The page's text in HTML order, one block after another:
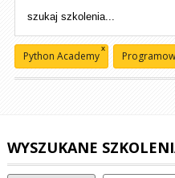
Python Academy
x
WYSZUKANE